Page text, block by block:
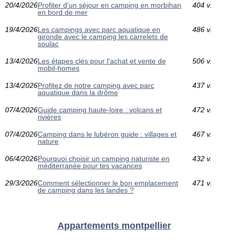
20/4/2026Profiter d'un séjour en camping en morbihan
en bord de mer
404 v.
19/4/2026Les campings avec parc aquatique en
gironde avec le camping les carrelets de
soulac
486 v.
13/4/2026Les étapes clés pour l'achat et vente de
mobil-homes
506 v.
13/4/2026Profitez de notre camping avec parc
aquatique dans la drôme
437 v.
07/4/2026Guide camping haute-loire : volcans et
rivières
472 v.
07/4/2026Camping dans le lubéron guide : villages et
nature
467 v.
06/4/2026Pourquoi choisir un camping naturiste en
méditerranée pour tes vacances
432 v.
29/3/2026Comment sélectionner le bon emplacement
de camping dans les landes ?
471 v.
Appartements montpellier